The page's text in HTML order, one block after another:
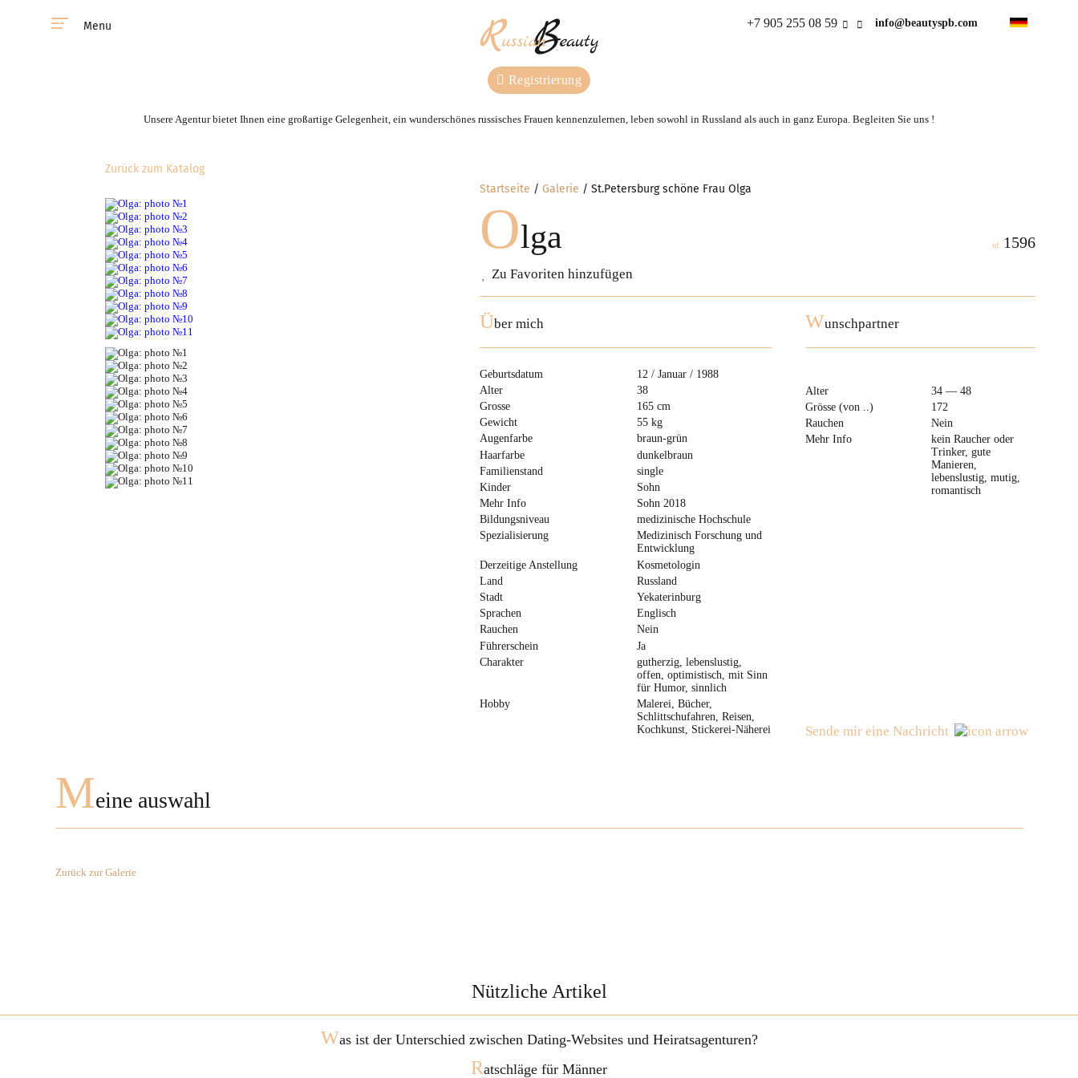
Menu +7 905 255 08 59 info@beautyspb.com
Registrierung
Unsere Agentur bietet Ihnen eine großartige Gelegenheit, ein wunderschönes russisches Frauen kennenzulernen, leben sowohl in Russland als auch in ganz Europa. Begleiten Sie uns !
Startseite Galerie St.Petersburg schöne Frau Olga
Olga
Zu Favoriten hinzufügen
id: 1596
Zurück zum Katalog
Über mich
Geburtsdatum
12 / Januar / 1988
Alter
38
Grosse
165 cm
Gewicht
55 kg
Augenfarbe
braun-grün
Haarfarbe
dunkelbraun
Familienstand
single
Kinder
Sohn
Mehr Info
Sohn 2018
Bildungsniveau
medizinische Hochschule
Spezialisierung
Medizinisch Forschung und
Entwicklung
Derzeitige Anstellung
Kosmetologin
Land
Russland
Stadt
Yekaterinburg
Sprachen
Englisch
Rauchen
Nein
Führerschein
Ja
Charakter
gutherzig, lebenslustig,
offen, optimistisch, mit Sinn
für Humor, sinnlich
Hobby
Malerei, Bücher,
Schlittschufahren, Reisen,
Kochkunst, Stickerei-Näherei
Wunschpartner
Alter
34 — 48
Grösse (von ..)
172
Rauchen
Nein
Mehr Info
kein Raucher oder
Trinker, gute
Manieren,
lebenslustig, mutig,
romantisch
Sende mir eine Nachricht
Meine auswahl
Zurück zur Galerie
Nützliche Artikel
Was ist der Unterschied zwischen Dating-Websites und Heiratsagenturen?
Ratschläge für Männer